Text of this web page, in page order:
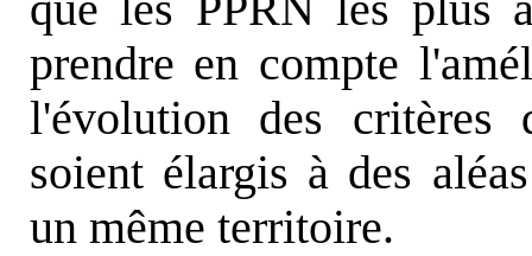
prendre en compte
l'évolution des critères
soient élargis à des
un même territoire.